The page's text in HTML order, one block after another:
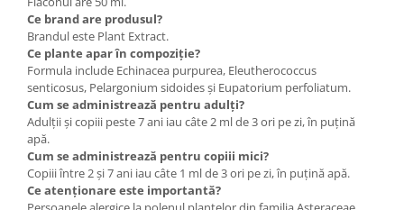
Ce brand are produsul?
Brandul este Plant Extract.
Ce plante apar în compoziție?
Formula include Echinacea purpurea, Eleutherococcus
senticosus, Pelargonium sidoides și Eupatorium perfoliatum.
Cum se administrează pentru adulți?
Adulții și copiii peste 7 ani iau câte 2 ml de 3 ori pe zi, în puțină
apă.
Cum se administrează pentru copiii mici?
Copiii între 2 și 7 ani iau câte 1 ml de 3 ori pe zi, în puțină apă.
Ce atenționare este importantă?